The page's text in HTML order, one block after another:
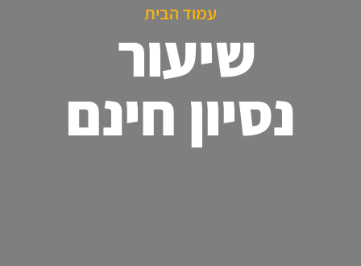
עמוד הבית
שיעור
נסיון חינם